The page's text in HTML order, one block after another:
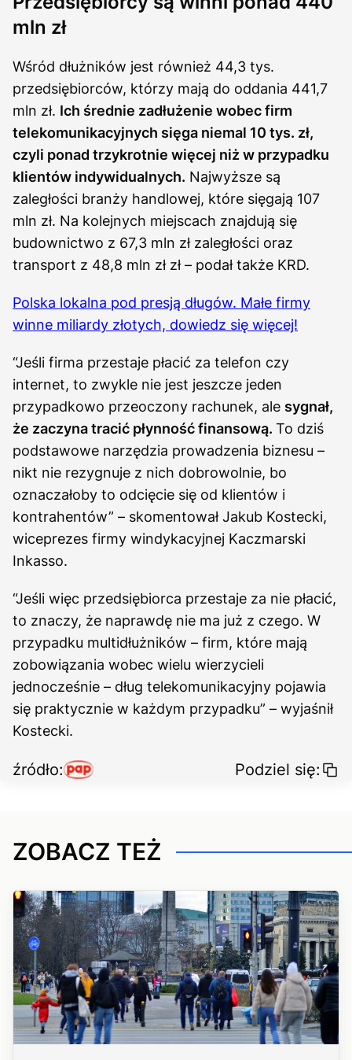
mln zł
Wśród dłużników jest również 44,3 tys.
przedsiębiorców, którzy mają do oddania 441,7
mln zł. Ich średnie zadłużenie wobec firm
telekomunikacyjnych sięga niemal 10 tys. zł,
czyli ponad trzykrotnie więcej niż w przypadku
klientów indywidualnych. Najwyższe są
zaległości branży handlowej, które sięgają 107
mln zł. Na kolejnych miejscach znajdują się
budownictwo z 67,3 mln zł zaległości oraz
transport z 48,8 mln zł zł – podał także KRD.
Polska lokalna pod presją długów. Małe firmy
winne miliardy złotych, dowiedz się więcej!
“Jeśli firma przestaje płacić za telefon czy
internet, to zwykle nie jest jeszcze jeden
przypadkowo przeoczony rachunek, ale sygnał,
że zaczyna tracić płynność finansową. To dziś
podstawowe narzędzia prowadzenia biznesu –
nikt nie rezygnuje z nich dobrowolnie, bo
oznaczałoby to odcięcie się od klientów i
kontrahentów” – skomentował Jakub Kostecki,
wiceprezes firmy windykacyjnej Kaczmarski
Inkasso.
“Jeśli więc przedsiębiorca przestaje za nie płacić,
to znaczy, że naprawdę nie ma już z czego. W
przypadku multidłużników – firm, które mają
zobowiązania wobec wielu wierzycieli
jednocześnie – dług telekomunikacyjny pojawia
się praktycznie w każdym przypadku” – wyjaśnił
Kostecki.
źródło: Podziel się:
ZOBACZ TEŻ